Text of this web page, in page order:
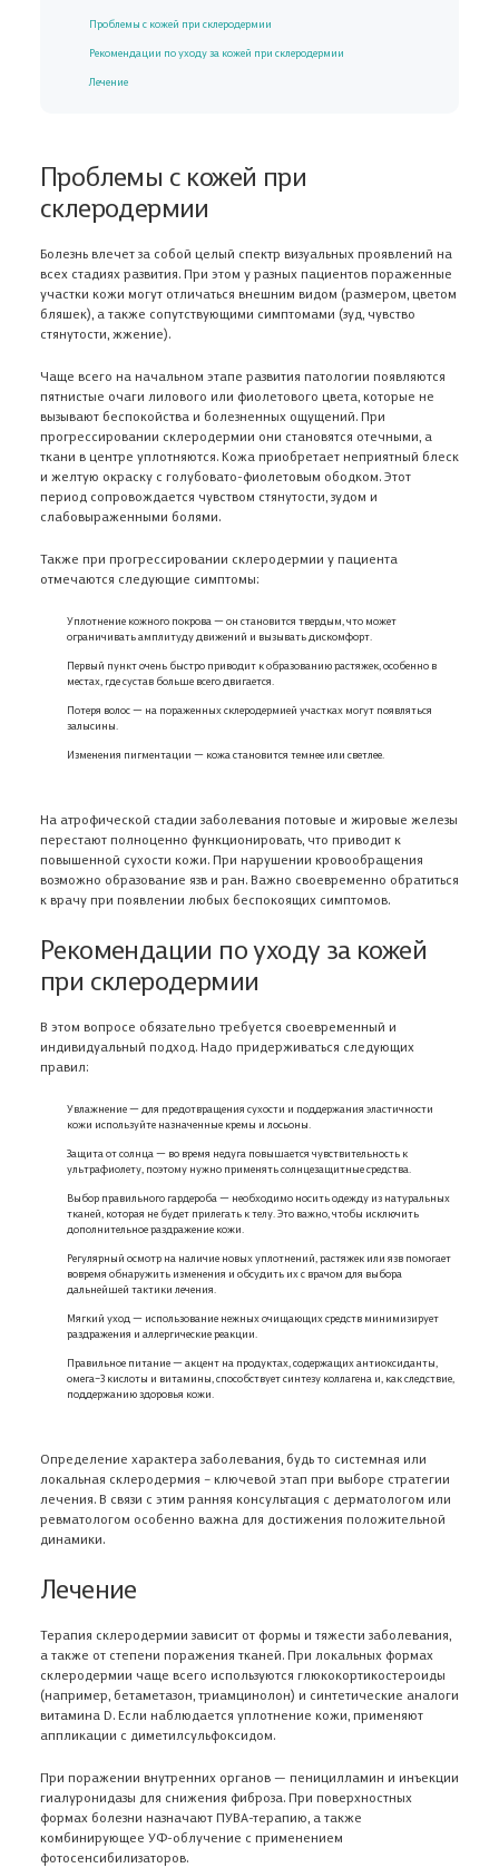
Проблемы с кожей при склеродермии
Рекомендации по уходу за кожей при склеродермии
Лечение
Проблемы с кожей при
склеродермии
Болезнь влечет за собой целый спектр визуальных проявлений на
всех стадиях развития. При этом у разных пациентов пораженные
участки кожи могут отличаться внешним видом (размером, цветом
бляшек), а также сопутствующими симптомами (зуд, чувство
стянутости, жжение).
Чаще всего на начальном этапе развития патологии появляются
пятнистые очаги лилового или фиолетового цвета, которые не
вызывают беспокойства и болезненных ощущений. При
прогрессировании склеродермии они становятся отечными, а
ткани в центре уплотняются. Кожа приобретает неприятный блеск
и желтую окраску с голубовато-фиолетовым ободком. Этот
период сопровождается чувством стянутости, зудом и
слабовыраженными болями.
Также при прогрессировании склеродермии у пациента
отмечаются следующие симптомы:
Уплотнение кожного покрова — он становится твердым, что может
ограничивать амплитуду движений и вызывать дискомфорт.
Первый пункт очень быстро приводит к образованию растяжек, особенно в
местах, где сустав больше всего двигается.
Потеря волос — на пораженных склеродермией участках могут появляться
залысины.
Изменения пигментации — кожа становится темнее или светлее.
На атрофической стадии заболевания потовые и жировые железы
перестают полноценно функционировать, что приводит к
повышенной сухости кожи. При нарушении кровообращения
возможно образование язв и ран. Важно своевременно обратиться
к врачу при появлении любых беспокоящих симптомов.
Рекомендации по уходу за кожей
при склеродермии
В этом вопросе обязательно требуется своевременный и
индивидуальный подход. Надо придерживаться следующих
правил:
Увлажнение — для предотвращения сухости и поддержания эластичности
кожи используйте назначенные кремы и лосьоны.
Защита от солнца — во время недуга повышается чувствительность к
ультрафиолету, поэтому нужно применять солнцезащитные средства.
Выбор правильного гардероба — необходимо носить одежду из натуральных
тканей, которая не будет прилегать к телу. Это важно, чтобы исключить
дополнительное раздражение кожи.
Регулярный осмотр на наличие новых уплотнений, растяжек или язв помогает
вовремя обнаружить изменения и обсудить их с врачом для выбора
дальнейшей тактики лечения.
Мягкий уход — использование нежных очищающих средств минимизирует
раздражения и аллергические реакции.
Правильное питание — акцент на продуктах, содержащих антиоксиданты,
омега–3 кислоты и витамины, способствует синтезу коллагена и, как следствие,
поддержанию здоровья кожи.
Определение характера заболевания, будь то системная или
локальная склеродермия – ключевой этап при выборе стратегии
лечения. В связи с этим ранняя консультация с дерматологом или
ревматологом особенно важна для достижения положительной
динамики.
Лечение
Терапия склеродермии зависит от формы и тяжести заболевания,
а также от степени поражения тканей. При локальных формах
склеродермии чаще всего используются глюкокортикостероиды
(например, бетаметазон, триамцинолон) и синтетические аналоги
витамина D. Если наблюдается уплотнение кожи, применяют
аппликации с диметилсульфоксидом.
При поражении внутренних органов — пеницилламин и инъекции
гиалуронидазы для снижения фиброза. При поверхностных
формах болезни назначают ПУВА-терапию, а также
комбинирующее УФ-облучение с применением
фотосенсибилизаторов.